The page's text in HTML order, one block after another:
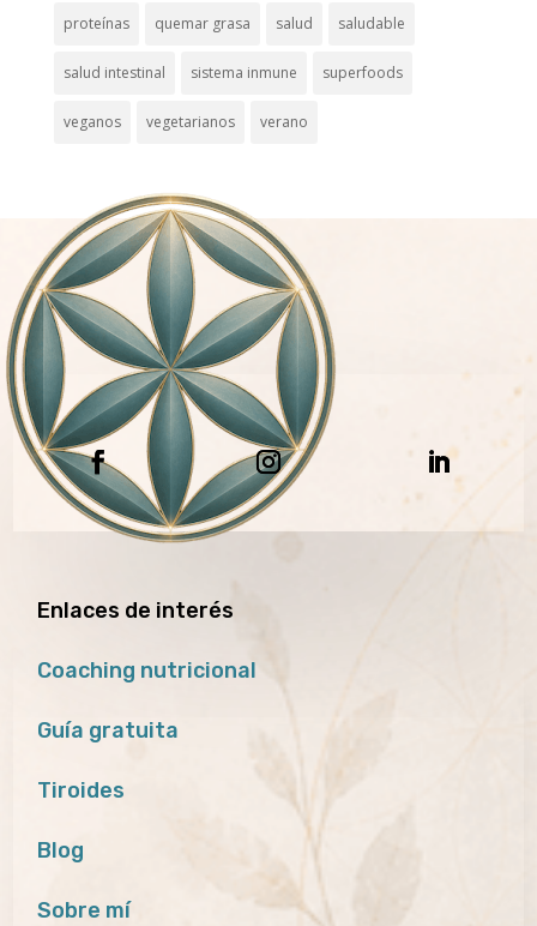
proteínas quemar grasa salud saludable
salud intestinal sistema inmune superfoods
veganos vegetarianos verano
Enlaces de interés
Coaching nutricional
Guía gratuita
Tiroides
Blog
Sobre mí